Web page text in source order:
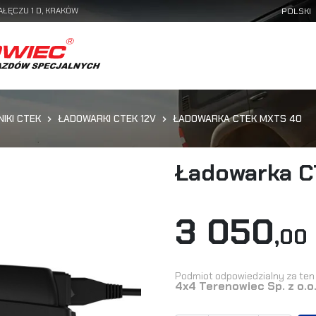
1 D, KRAKÓW
CTEK ŁADOWARKI CTEK 12V ŁADOWARKA CTEK MXTS 40
Ładowarka
3 050,00
Podmiot odpowiedzialny za
4x4 Terenowiec Sp. z o.o.